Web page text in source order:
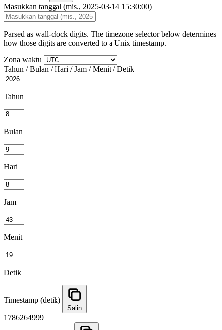
Masukkan tanggal (mis., 2025-03-14 15:30:00)
Parsed as wall-clock digits. The timezone selector below determines
how those digits are converted to a Unix timestamp.
Zona waktu
Tahun / Bulan / Hari / Jam / Menit / Detik
Tahun
Bulan
Hari
Jam
Menit
Detik
Timestamp (detik)
Salin
1786264999